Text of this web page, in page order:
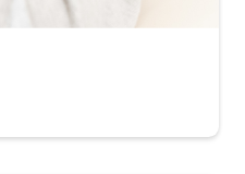
translation)